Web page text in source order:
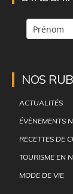
NOS
ACTUALITÉS
ÉVÈNEMENTS
RECETTES DE
TOURISME EN
MODE DE VIE